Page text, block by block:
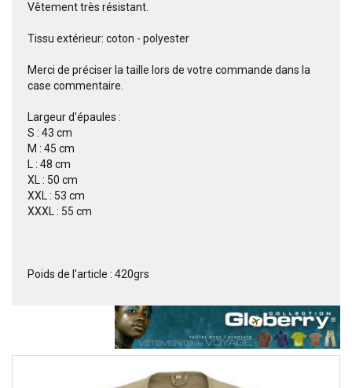
Vêtement très résistant.
Tissu extérieur: coton - polyester
Merci de préciser la taille lors de votre commande dans la
case commentaire.
Largeur d'épaules :
S : 43 cm
M : 45 cm
L : 48 cm
XL : 50 cm
XXL : 53 cm
XXXL : 55 cm
Poids de l'article : 420grs